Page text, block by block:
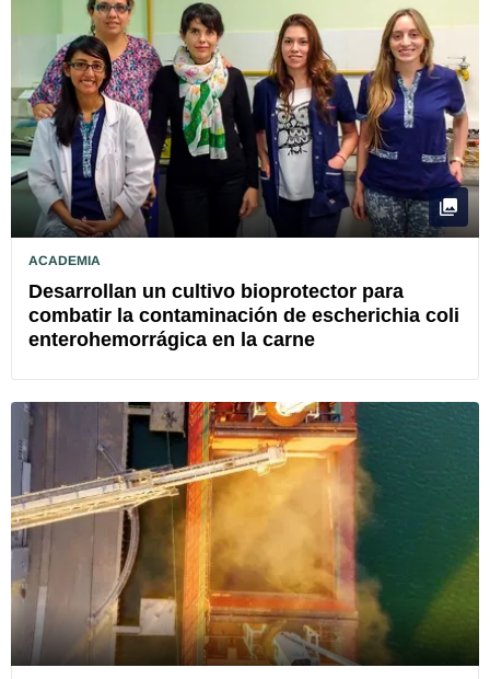
ACADEMIA
Desarrollan un cultivo bioprotector para
combatir la contaminación de escherichia coli
enterohemorrágica en la carne